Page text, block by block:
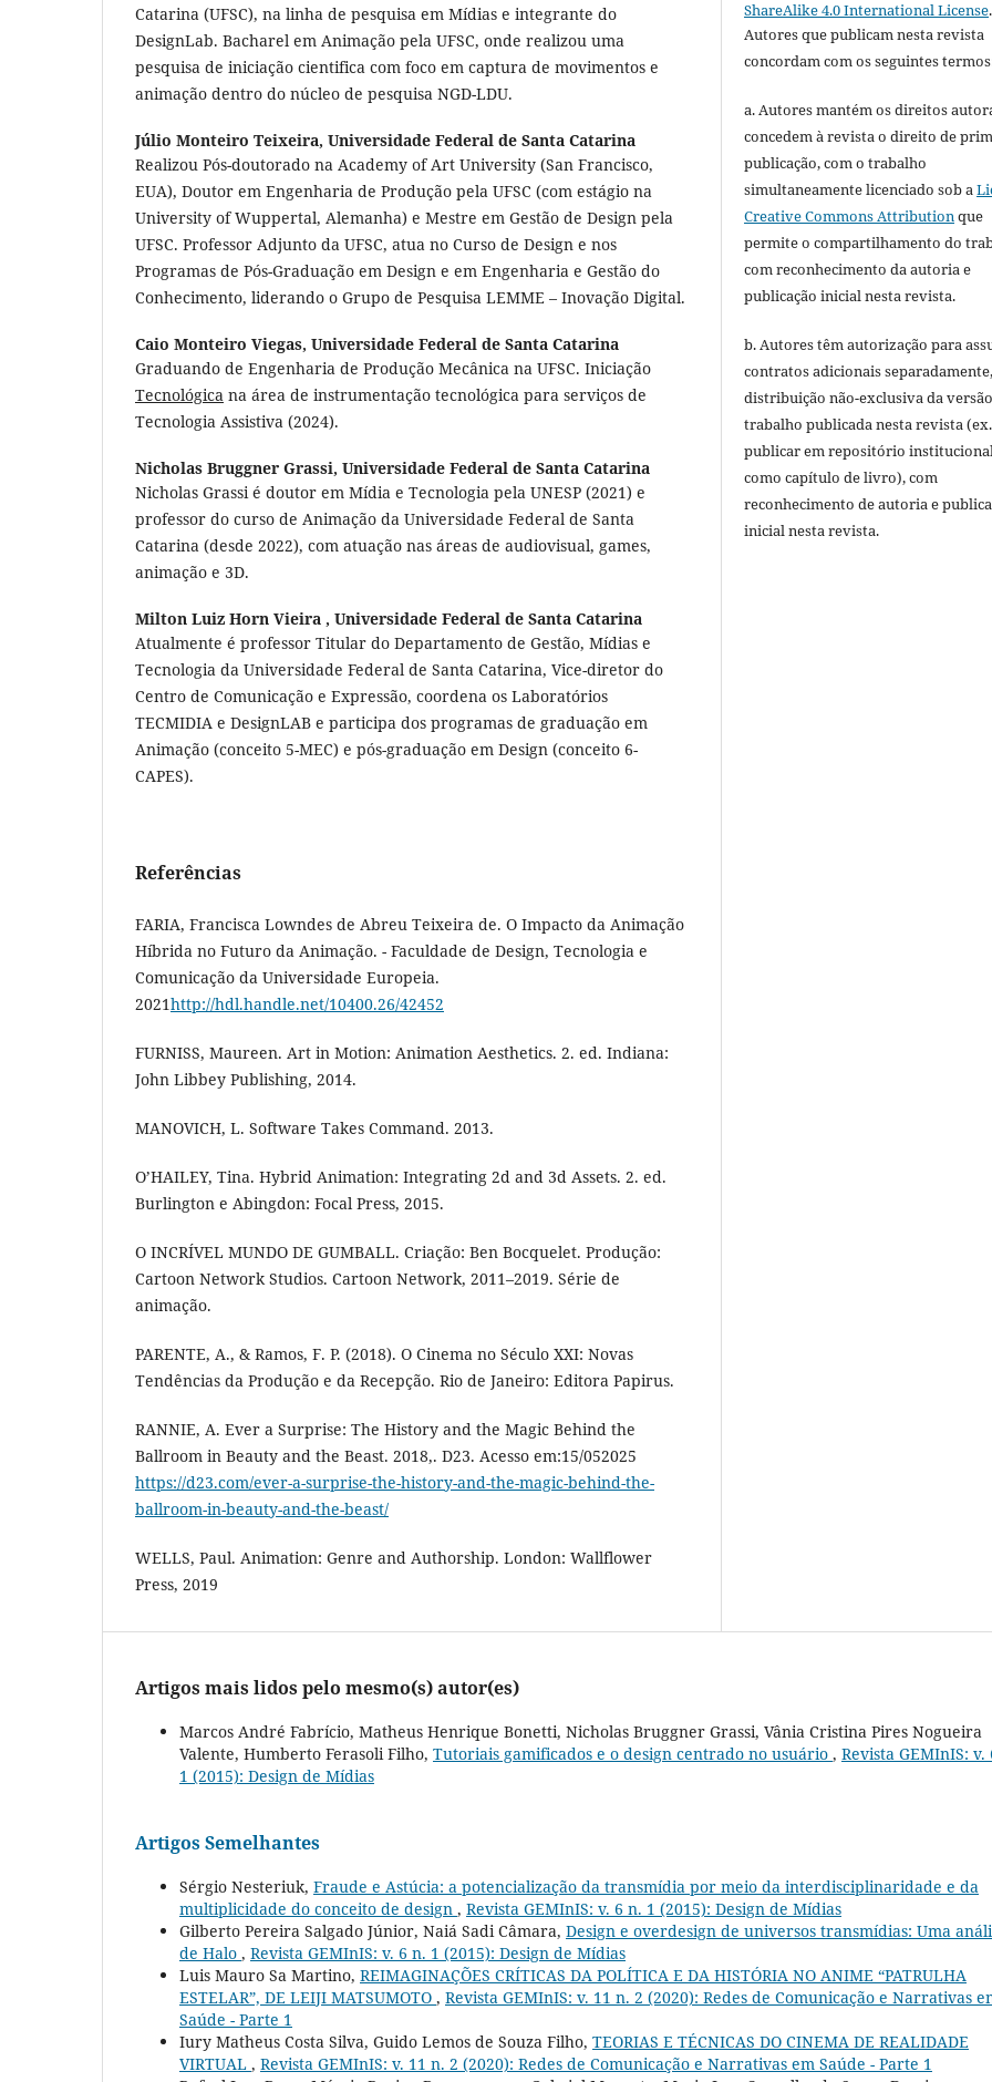
Catarina (UFSC), na linha de pesquisa em Mídias e integrante do
DesignLab. Bacharel em Animação pela UFSC, onde realizou uma
pesquisa de iniciação cientifica com foco em captura de movimentos e
animação dentro do núcleo de pesquisa NGD-LDU.
Júlio Monteiro Teixeira, Universidade Federal de Santa Catarina
Realizou Pós-doutorado na Academy of Art University (San Francisco,
EUA), Doutor em Engenharia de Produção pela UFSC (com estágio na
University of Wuppertal, Alemanha) e Mestre em Gestão de Design pela
UFSC. Professor Adjunto da UFSC, atua no Curso de Design e nos
Programas de Pós-Graduação em Design e em Engenharia e Gestão do
Conhecimento, liderando o Grupo de Pesquisa LEMME – Inovação Digital.
Caio Monteiro Viegas, Universidade Federal de Santa Catarina
Graduando de Engenharia de Produção Mecânica na UFSC. Iniciação
Tecnológica na área de instrumentação tecnológica para serviços de
Tecnologia Assistiva (2024).
Nicholas Bruggner Grassi, Universidade Federal de Santa Catarina
Nicholas Grassi é doutor em Mídia e Tecnologia pela UNESP (2021) e
professor do curso de Animação da Universidade Federal de Santa
Catarina (desde 2022), com atuação nas áreas de audiovisual, games,
animação e 3D.
Milton Luiz Horn Vieira , Universidade Federal de Santa Catarina
Atualmente é professor Titular do Departamento de Gestão, Mídias e
Tecnologia da Universidade Federal de Santa Catarina, Vice-diretor do
Centro de Comunicação e Expressão, coordena os Laboratórios
TECMIDIA e DesignLAB e participa dos programas de graduação em
Animação (conceito 5-MEC) e pós-graduação em Design (conceito 6-
CAPES).
Referências
FARIA, Francisca Lowndes de Abreu Teixeira de. O Impacto da Animação
Híbrida no Futuro da Animação. - Faculdade de Design, Tecnologia e
Comunicação da Universidade Europeia.
2021http://hdl.handle.net/10400.26/42452
FURNISS, Maureen. Art in Motion: Animation Aesthetics. 2. ed. Indiana:
John Libbey Publishing, 2014.
MANOVICH, L. Software Takes Command. 2013.
O’HAILEY, Tina. Hybrid Animation: Integrating 2d and 3d Assets. 2. ed.
Burlington e Abingdon: Focal Press, 2015.
O INCRÍVEL MUNDO DE GUMBALL. Criação: Ben Bocquelet. Produção:
Cartoon Network Studios. Cartoon Network, 2011–2019. Série de
animação.
PARENTE, A., & Ramos, F. P. (2018). O Cinema no Século XXI: Novas
Tendências da Produção e da Recepção. Rio de Janeiro: Editora Papirus.
RANNIE, A. Ever a Surprise: The History and the Magic Behind the
Ballroom in Beauty and the Beast. 2018,. D23. Acesso em:15/052025
https://d23.com/ever-a-surprise-the-history-and-the-magic-behind-the-
ballroom-in-beauty-and-the-beast/
WELLS, Paul. Animation: Genre and Authorship. London: Wallflower
Press, 2019
ShareAlike 4.0 International License.
Autores que publicam nesta revista
concordam com os seguintes
a. Autores mantém os direitos
concedem à revista o direito de
publicação, com o trabalho
simultaneamente licenciado sob a
Creative Commons Attributionque
permite o compartilhamento do
com reconhecimento da autoria e
publicação inicial nesta revista.
b. Autores têm autorização para
contratos adicionais
distribuição não-exclusiva da
trabalho publicada nesta revista
publicar em repositório
como capítulo de livro), com
reconhecimento de autoria e
inicial nesta revista.
Artigos mais lidos pelo mesmo(s) autor(es)
Marcos André Fabrício, Matheus Henrique Bonetti, Nicholas Bruggner Grassi, Vânia Cristina Pires Nogueira
Valente, Humberto Ferasoli Filho, Tutoriais gamificados e o design centrado no usuário , Revista GEMInIS: v.
1 (2015): Design de Mídias
Artigos Semelhantes
Sérgio Nesteriuk, Fraude e Astúcia: a potencialização da transmídia por meio da interdisciplinaridade e da
multiplicidade do conceito de design , Revista GEMInIS: v. 6 n. 1 (2015): Design de Mídias
Gilberto Pereira Salgado Júnior, Naiá Sadi Câmara, Design e overdesign de universos transmídias: Uma
de Halo , Revista GEMInIS: v. 6 n. 1 (2015): Design de Mídias
Luis Mauro Sa Martino, REIMAGINAÇÕES CRÍTICAS DA POLÍTICA E DA HISTÓRIA NO ANIME “PATRULHA
ESTELAR”, DE LEIJI MATSUMOTO , Revista GEMInIS: v. 11 n. 2 (2020): Redes de Comunicação e Narrativas
Saúde - Parte 1
Iury Matheus Costa Silva, Guido Lemos de Souza Filho, TEORIAS E TÉCNICAS DO CINEMA DE REALIDADE
VIRTUAL , Revista GEMInIS: v. 11 n. 2 (2020): Redes de Comunicação e Narrativas em Saúde - Parte 1